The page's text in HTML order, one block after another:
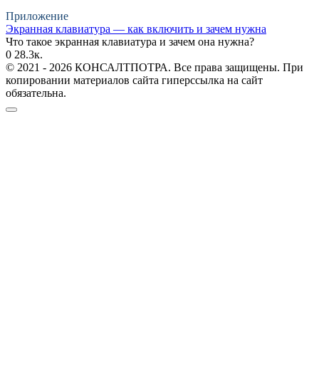
Приложение
Экранная клавиатура — как включить и зачем нужна
Что такое экранная клавиатура и зачем она нужна?
0 28.3к.
© 2021 - 2026 КОНСАЛТПОТРА. Все права защищены. При
копировании материалов сайта гиперссылка на сайт
обязательна.